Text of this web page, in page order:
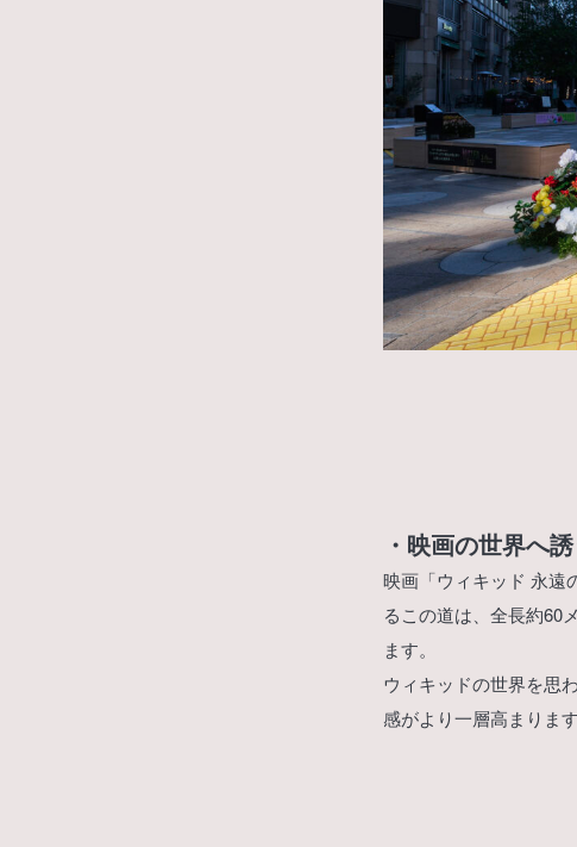
・映画の世界へ
映画「ウィキッド 永遠
るこの道は、全長約60
ます。
ウィキッドの世界を思
感がより一層高まります